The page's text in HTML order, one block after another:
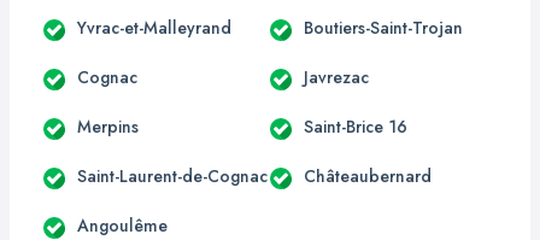
Yvrac-et-Malleyrand Boutiers-Saint-Trojan
Cognac Javrezac
Merpins Saint-Brice 16
Saint-Laurent-de-Cognac Châteaubernard
Angoulême